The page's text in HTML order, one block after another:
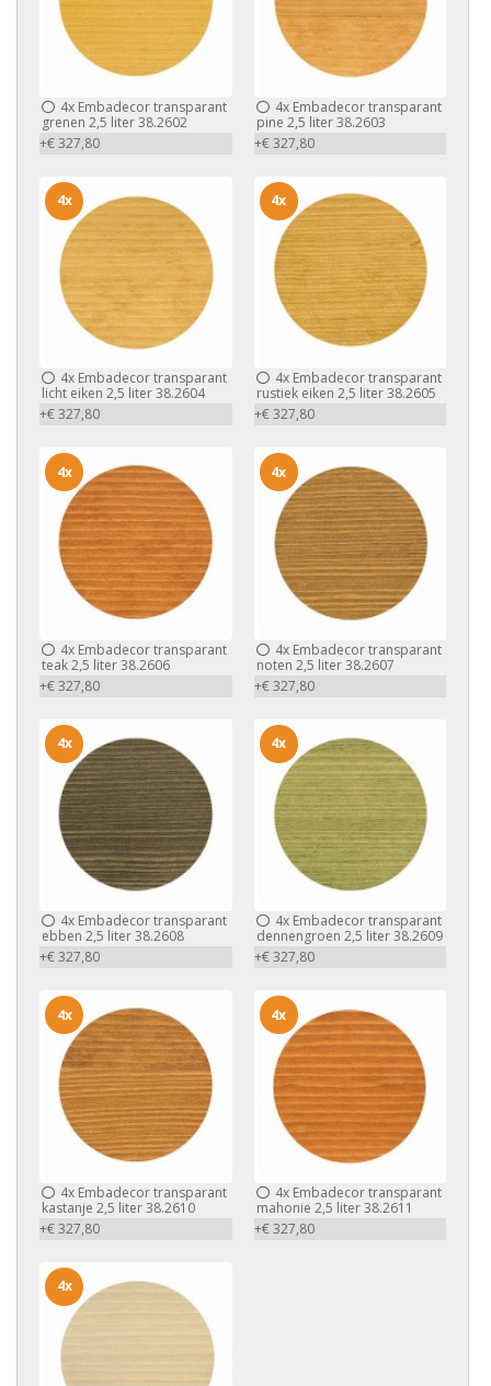
4x Embadecor transparant
grenen 2,5 liter 38.2602
+€ 327,80
4xEmbadecor transparant
pine 2,5 liter 38.2603
+€ 327,80
4x Embadecor transparant
licht eiken 2,5 liter 38.2604
+€ 327,80
4x
4xEmbadecor transparant
rustiek eiken 2,5 liter 38.2605
+€ 327,80
4x
4x Embadecor transparant
teak 2,5 liter 38.2606
+€ 327,80
4x
4xEmbadecor transparant
noten 2,5 liter 38.2607
+€ 327,80
4x
4x Embadecor transparant
ebben 2,5 liter 38.2608
+€ 327,80
4x
4xEmbadecor transparant
dennengroen 2,5 liter 38.2609
+€ 327,80
4x
4x Embadecor transparant
kastanje 2,5 liter 38.2610
+€ 327,80
4x
4xEmbadecor transparant
mahonie 2,5 liter 38.2611
+€ 327,80
4x
4x